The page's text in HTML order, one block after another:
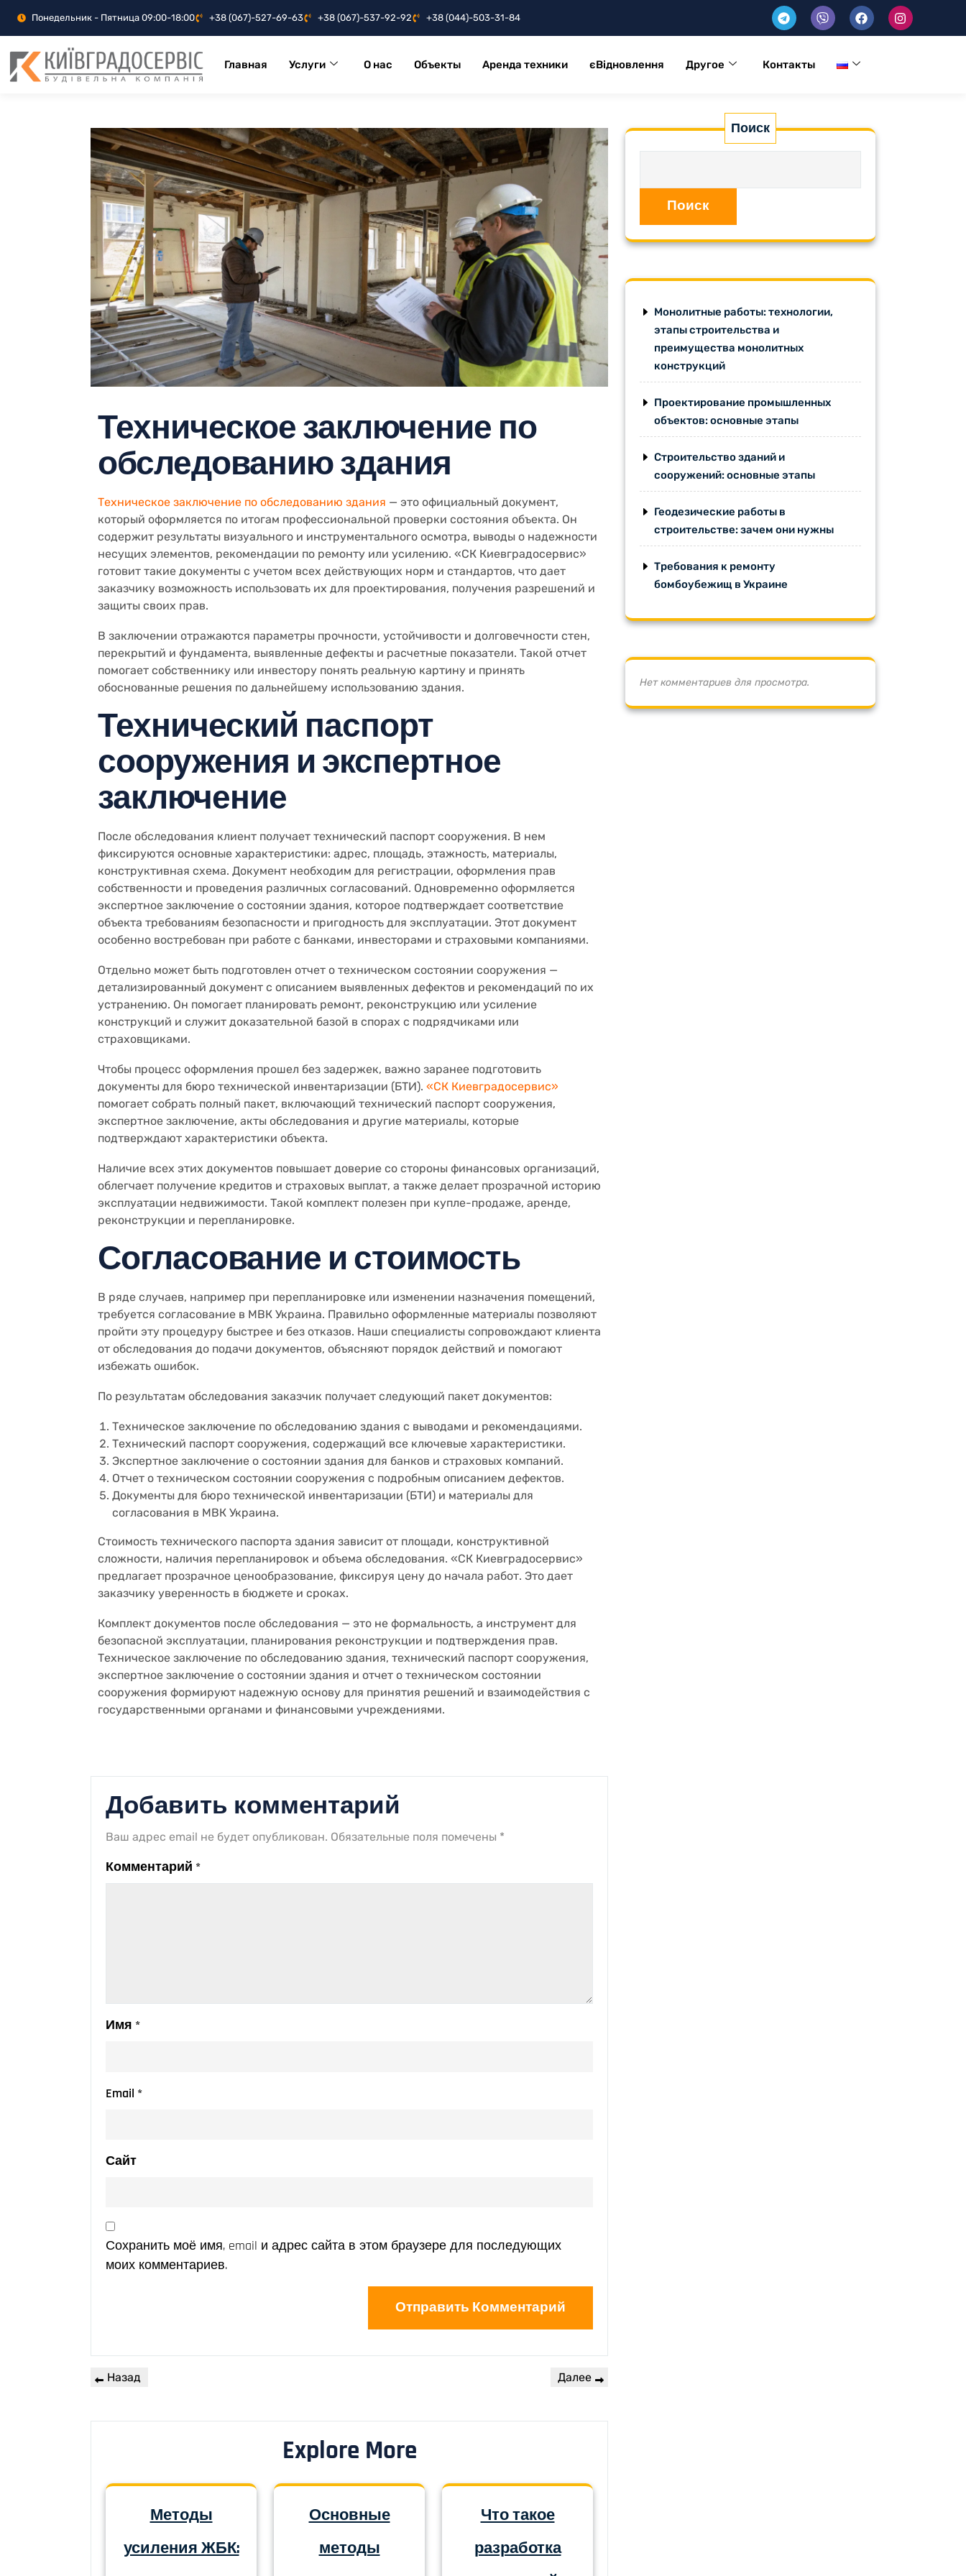
Понедельник - Пятница 09:00-18:00 +38 (067)-527-69-63 +38 (067)-537-92-92 +38 (044)-503-31-84
Главная Услуги О нас Объекты Аренда техники єВідновлення Другое Контакты
Техническое заключение по
обследованию здания
Техническое заключение по обследованию здания — это официальный документ,
который оформляется по итогам профессиональной проверки состояния объекта. Он
содержит результаты визуального и инструментального осмотра, выводы о надежности
несущих элементов, рекомендации по ремонту или усилению. «СК Киевградосервис»
готовит такие документы с учетом всех действующих норм и стандартов, что дает
заказчику возможность использовать их для проектирования, получения разрешений и
защиты своих прав.
В заключении отражаются параметры прочности, устойчивости и долговечности стен,
перекрытий и фундамента, выявленные дефекты и расчетные показатели. Такой отчет
помогает собственнику или инвестору понять реальную картину и принять
обоснованные решения по дальнейшему использованию здания.
Технический паспорт
сооружения и экспертное
заключение
После обследования клиент получает технический паспорт сооружения. В нем
фиксируются основные характеристики: адрес, площадь, этажность, материалы,
конструктивная схема. Документ необходим для регистрации, оформления прав
собственности и проведения различных согласований. Одновременно оформляется
экспертное заключение о состоянии здания, которое подтверждает соответствие
объекта требованиям безопасности и пригодность для эксплуатации. Этот документ
особенно востребован при работе с банками, инвесторами и страховыми компаниями.
Отдельно может быть подготовлен отчет о техническом состоянии сооружения —
детализированный документ с описанием выявленных дефектов и рекомендаций по их
устранению. Он помогает планировать ремонт, реконструкцию или усиление
конструкций и служит доказательной базой в спорах с подрядчиками или
страховщиками.
Чтобы процесс оформления прошел без задержек, важно заранее подготовить
документы для бюро технической инвентаризации (БТИ). «СК Киевградосервис»
помогает собрать полный пакет, включающий технический паспорт сооружения,
экспертное заключение, акты обследования и другие материалы, которые
подтверждают характеристики объекта.
Наличие всех этих документов повышает доверие со стороны финансовых организаций,
облегчает получение кредитов и страховых выплат, а также делает прозрачной историю
эксплуатации недвижимости. Такой комплект полезен при купле-продаже, аренде,
реконструкции и перепланировке.
Согласование и стоимость
В ряде случаев, например при перепланировке или изменении назначения помещений,
требуется согласование в МВК Украина. Правильно оформленные материалы позволяют
пройти эту процедуру быстрее и без отказов. Наши специалисты сопровождают клиента
от обследования до подачи документов, объясняют порядок действий и помогают
избежать ошибок.
По результатам обследования заказчик получает следующий пакет документов:
Техническое заключение по обследованию здания с выводами и рекомендациями.
Технический паспорт сооружения, содержащий все ключевые характеристики.
Экспертное заключение о состоянии здания для банков и страховых компаний.
Отчет о техническом состоянии сооружения с подробным описанием дефектов.
Документы для бюро технической инвентаризации (БТИ) и материалы для
согласования в МВК Украина.
Стоимость технического паспорта здания зависит от площади, конструктивной
сложности, наличия перепланировок и объема обследования. «СК Киевградосервис»
предлагает прозрачное ценообразование, фиксируя цену до начала работ. Это дает
заказчику уверенность в бюджете и сроках.
Комплект документов после обследования — это не формальность, а инструмент для
безопасной эксплуатации, планирования реконструкции и подтверждения прав.
Техническое заключение по обследованию здания, технический паспорт сооружения,
экспертное заключение о состоянии здания и отчет о техническом состоянии
сооружения формируют надежную основу для принятия решений и взаимодействия с
государственными органами и финансовыми учреждениями.
Добавить комментарий
Ваш адрес email не будет опубликован. Обязательные поля помечены *
Комментарий *
Имя *
Email *
Сайт
Сохранить моё имя, email и адрес сайта в этом браузере для последующих
моих комментариев.
Назад Далее
Explore More
Методы
усиления ЖБК:
Основные
методы
Что такое
разработка
Поиск
Поиск
Монолитные работы: технологии,
этапы строительства и
преимущества монолитных
конструкций
Проектирование промышленных
объектов: основные этапы
Строительство зданий и
сооружений: основные этапы
Геодезические работы в
строительстве: зачем они нужны
Требования к ремонту
бомбоубежищ в Украине
Нет комментариев для просмотра.